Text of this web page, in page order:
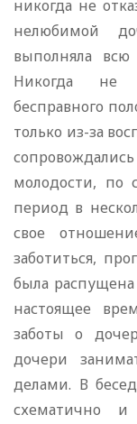
никогда не
нелюбимой
выполняла
Никогда не
бесправного
только из-за
молодости, по
период в
свое
заботиться,
была распущена
настоящее
заботы о
дочери
делами. В
схематично